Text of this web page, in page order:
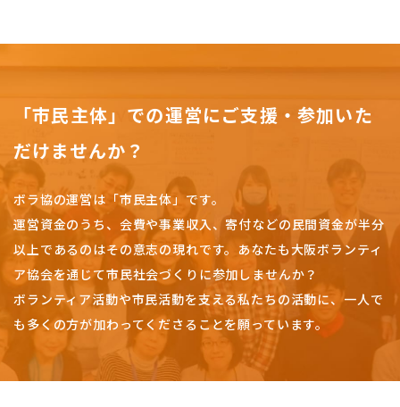
「市民主体」での運営にご支援・参加いた
だけませんか？
ボラ協の運営は「市民主体」です。
運営資金のうち、会費や事業収入、寄付などの民間資金が半分
以上であるのはその意志の現れです。 あなたも大阪ボランティ
ア協会を通じて市民社会づくりに参加しませんか？
ボランティア活動や市民活動を支える私たちの活動に、一人で
も多くの方が加わってくださることを願っています。